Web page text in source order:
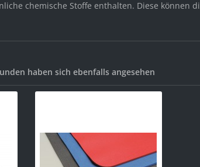
chemische Stoffe enthalten. Diese können
haben sich ebenfalls angesehen